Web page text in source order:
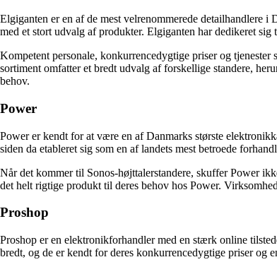
Elgiganten er en af de mest velrenommerede detailhandlere
med et stort udvalg af produkter. Elgiganten har dedikeret
Kompetent personale, konkurrencedygtige priser og
sortiment omfatter et bredt udvalg af forskellige standere,
behov.
Power
Power er kendt for at være en af Danmarks største
siden da etableret sig som en af landets mest betroede
Når det kommer til Sonos-højttalerstandere, skuffer Power
det helt rigtige produkt til deres behov hos Power.
Proshop
Proshop er en elektronikforhandler med en stærk online
bredt, og de er kendt for deres konkurrencedygtige priser og